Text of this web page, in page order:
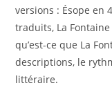
versions : Ésope en
traduits, La
qu’est-ce que La
descriptions, le
littéraire.